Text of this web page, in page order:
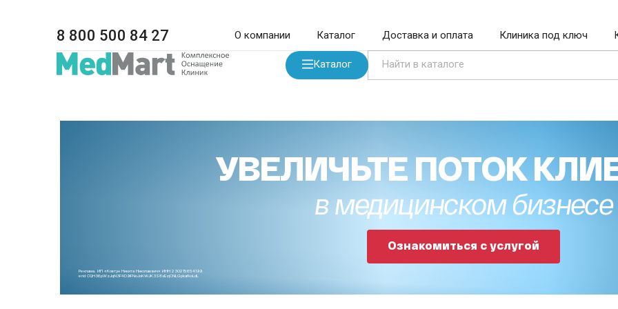
8 800 500 84 27 О компании Каталог Доставка и оплата Клиника под ключ
Каталог
УВЕЛИЧЬТЕ ПОТОК
в медицинском бизнесе
Ознакомиться с услугой
Реклама. ИП «Ковтун Никита Николаевич» ИНН 230215654199.
erid CQH36pWzJqN3F4D9iFNoJoKWJK3S8xEzjCNLGpkafkoLdL